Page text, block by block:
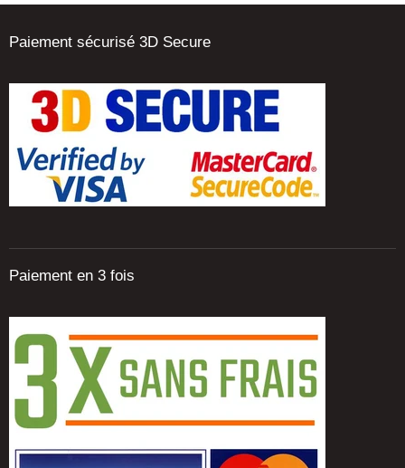
Paiement sécurisé 3D Secure
Paiement en 3 fois